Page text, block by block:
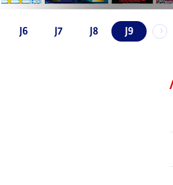
J6 J7 J8 J9